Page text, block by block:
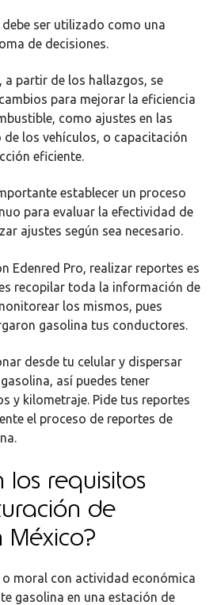
ser utilizado como una
de decisiones.
a partir de los hallazgos, se
para mejorar la eficiencia
como ajustes en las
los vehículos, o capacitación
eficiente.
establecer un proceso
para evaluar la efectividad de
ajustes según sea necesario.
Edenred Pro, realizar reportes es
recopilar toda la información de
los mismos, pues
gasolina tus conductores.
desde tu celular y dispersar
así puedes tener
y kilometraje. Pide tus reportes
el proceso de reportes de
los requisitos
de
o moral con actividad económica
gasolina en una estación de